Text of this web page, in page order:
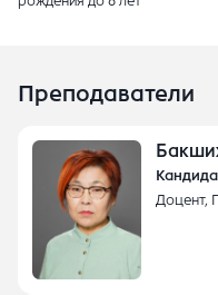
Преподаватели
Доцент,